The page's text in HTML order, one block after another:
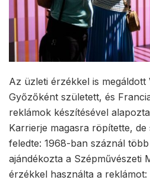
Az üzleti érzékkel is megáldott
Győzőként született, és
reklámok készítésével
Karrierje magasra röpítette,
feledte: 1968-ban száznál
ajándékozta a Szépművészeti
érzékkel használta a